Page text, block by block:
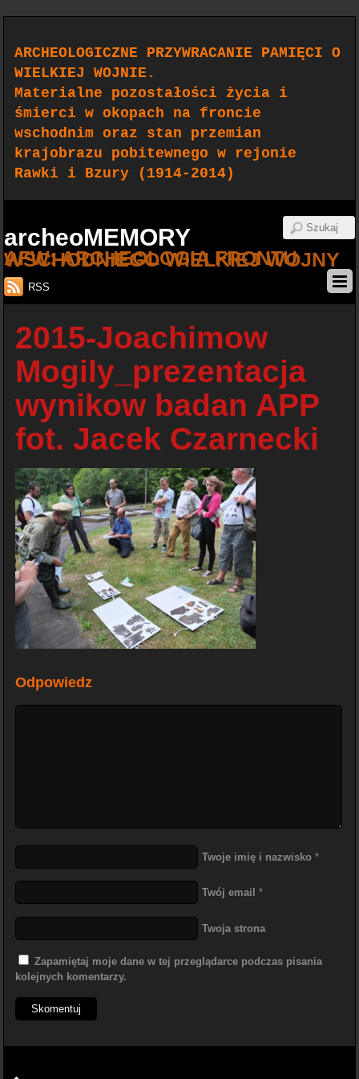
ARCHEOLOGICZNE PRZYWRACANIE PAMIĘCI O
WIELKIEJ WOJNIE.
Materialne pozostałości życia i
śmierci w okopach na froncie
wschodnim oraz stan przemian
krajobrazu pobitewnego w rejonie
Rawki i Bzury (1914-2014)
archeoMEMORY
AFW: ARCHEOLOGIA FRONTU WSCHODNIEGO WIELKIEJ WOJNY
RSS
2015-Joachimow
Mogily_prezentacja
wynikow badan APP
fot. Jacek Czarnecki
Odpowiedz
Twoje imię i nazwisko *
Twój email *
Twoja strona
Zapamiętaj moje dane w tej przeglądarce podczas pisania
kolejnych komentarzy.